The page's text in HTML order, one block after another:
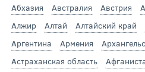
Абхазия Австралия Австрия
Алжир
Алтай Алтайский край
Аргентина
Армения
Астраханская область